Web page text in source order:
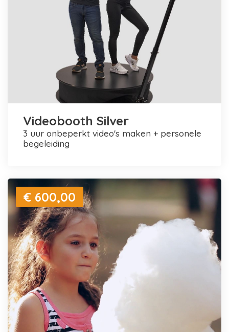
Videobooth Silver
3 uur onbeperkt video's maken + personele
begeleiding
€ 600,00